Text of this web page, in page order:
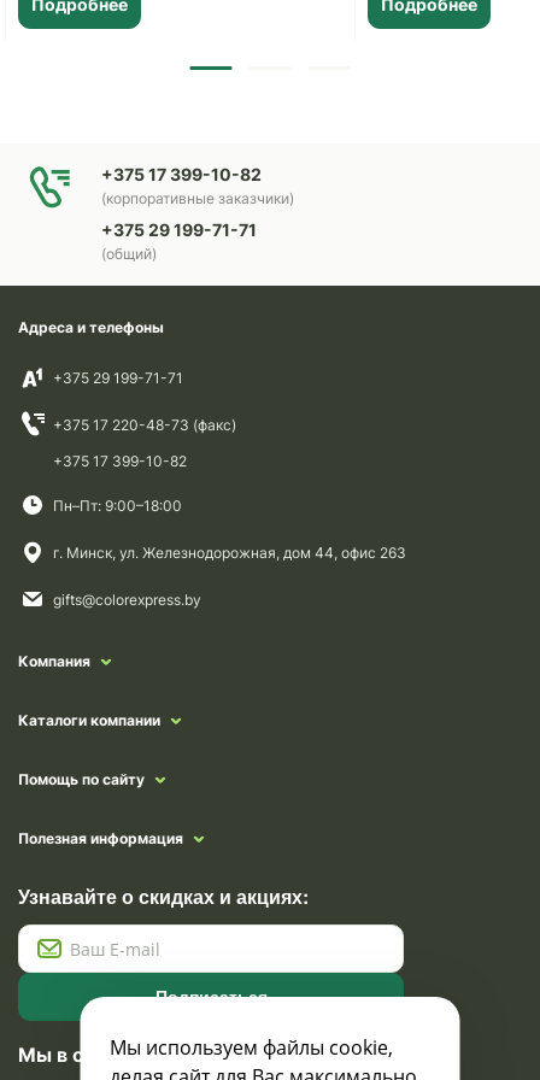
Подробнее Подробнее
+375 17 399-10-82
(корпоративные заказчики)
+375 29 199-71-71
(общий)
Адреса и телефоны
+375 29 199-71-71
+375 17 220-48-73 (факс)
+375 17 399-10-82
Пн–Пт: 9:00–18:00
г. Минск, ул. Железнодорожная, дом 44, офис 263
gifts@colorexpress.by
Компания
Каталоги компании
Помощь по сайту
Полезная информация
Узнавайте о скидках и акциях:
Подписаться
Мы в социальных сетях
Мы используем файлы cookie,